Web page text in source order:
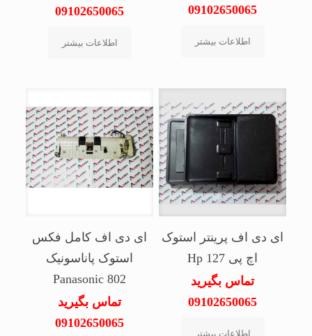
09102650065
اطلاعات بیشتر
09102650065
اطلاعات بیشتر
ای دی اف پرینتر استوک
اچ پی Hp 127
تماس بگیرید
09102650065
اطلاعات بیشتر
ای دی اف کامل فکس
استوک پاناسونیک
Panasonic 802
تماس بگیرید
09102650065